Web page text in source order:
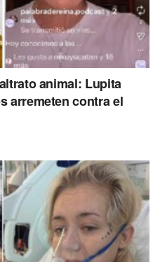
y al parecer su celular
niñas.
animal: Lupita
arremeten contra el